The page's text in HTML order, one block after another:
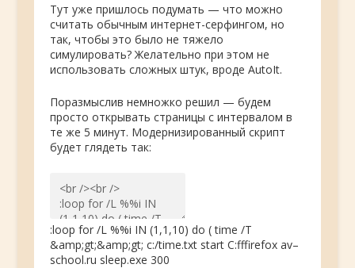
Тут уже пришлось подумать — что можно
считать обычным интернет-серфингом, но
так, чтобы это было не тяжело
симулировать? Желательно при этом не
использовать сложных штук, вроде AutoIt.
Поразмыслив немножко решил — будем
просто открывать страницы с интервалом в
те же 5 минут. Модернизированный скрипт
будет глядеть так:
:loop for /L %%i IN (1 ,1 ,10) do ( time /T
&amp;gt;&amp;gt; c:/time.txt start C:fffirefox av–
school.ru sleep.exe 300